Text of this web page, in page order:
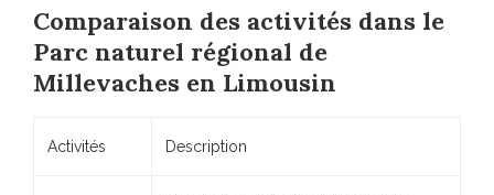
Comparaison des activités dans le
Parc naturel régional de
Millevaches en Limousin
Activités Description